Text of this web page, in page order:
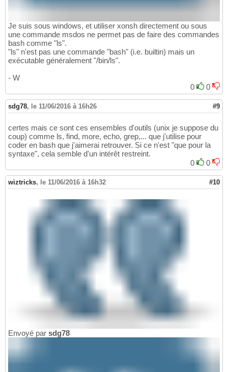
Je suis sous windows, et utiliser xonsh directement ou sous
une commande msdos ne permet pas de faire des commandes
bash comme "ls".
"ls" n'est pas une commande "bash" (i.e. builtin) mais un
exécutable généralement "/bin/ls".
- W
0
0
sdg78, le 11/06/2016 à 16h26 #9
certes mais ce sont ces ensembles d'outils (unix je suppose du
coup) comme ls, find, more, echo, grep,... que j'utilise pour
coder en bash que j'aimerai retrouver. Si ce n'est "que pour la
syntaxe", cela semble d'un intérêt restreint.
0
0
wiztricks, le 11/06/2016 à 16h32 #10
Envoyé par sdg78